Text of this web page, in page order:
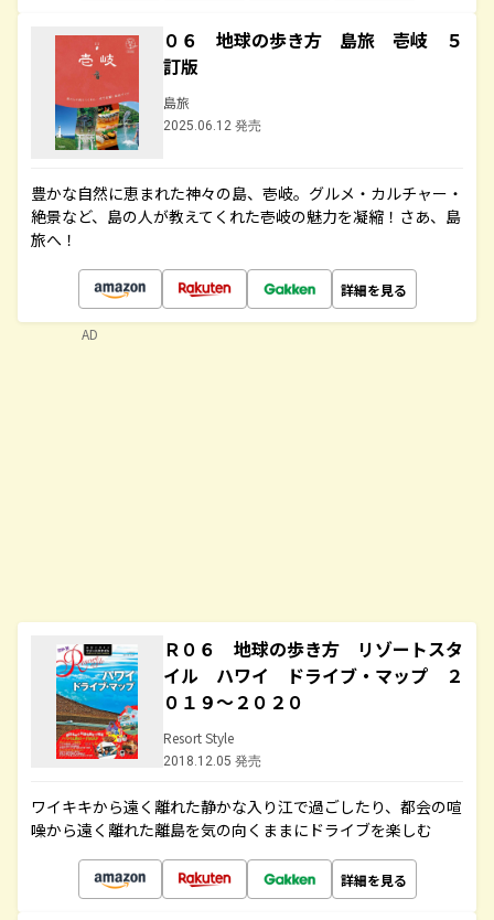
０６ 地球の歩き方 島旅 壱岐 ５
訂版
島旅
2025.06.12 発売
豊かな自然に恵まれた神々の島、壱岐。グルメ・カルチャー・
絶景など、島の人が教えてくれた壱岐の魅力を凝縮！さあ、島
旅へ！
詳細を見る
Ｒ０６ 地球の歩き方 リゾートスタ
イル ハワイ ドライブ・マップ ２
０１９～２０２０
Resort Style
2018.12.05 発売
ワイキキから遠く離れた静かな入り江で過ごしたり、都会の喧
噪から遠く離れた離島を気の向くままにドライブを楽しむ
詳細を見る
AD